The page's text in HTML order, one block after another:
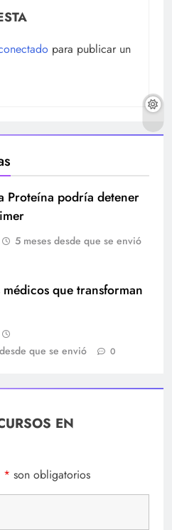
para publicar un
Proteína podría detener
5 meses desde que se envió
médicos que transforman
que se envió
0
EN
* son obligatorios